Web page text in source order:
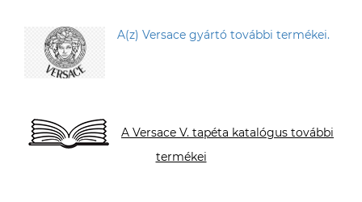
A(z) Versace gyártó további termékei.
A Versace V. tapéta katalógus további
termékei